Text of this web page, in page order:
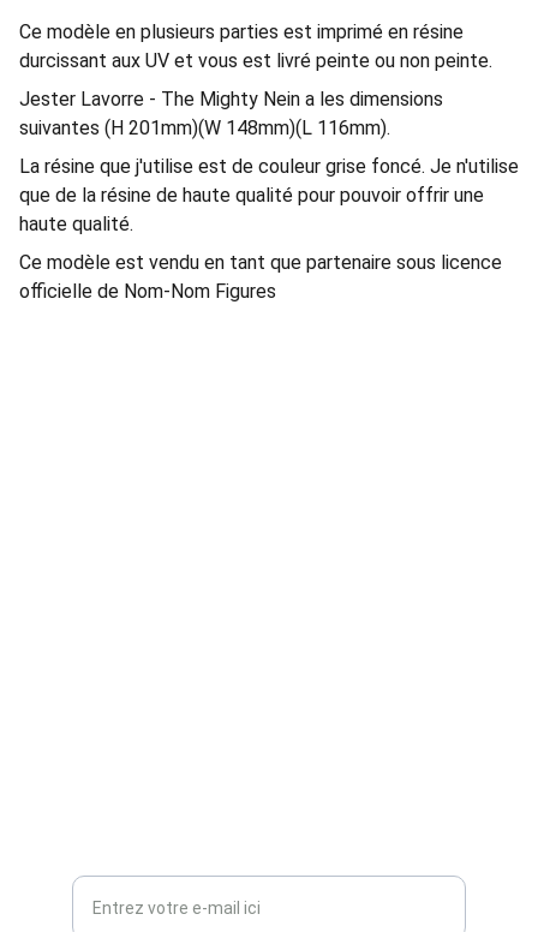
Ce modèle en plusieurs parties est imprimé en résine
durcissant aux UV et vous est livré peinte ou non peinte.
Jester Lavorre - The Mighty Nein a les dimensions
suivantes (H 201mm)(W 148mm)(L 116mm).
La résine que j'utilise est de couleur grise foncé. Je n'utilise
que de la résine de haute qualité pour pouvoir offrir une
haute qualité.
Ce modèle est vendu en tant que partenaire sous licence
officielle de Nom-Nom Figures